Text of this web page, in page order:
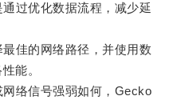
过优化数据流程，减少延
佳的网络路径，并使用数
能。
络信号强弱如何，Gecko